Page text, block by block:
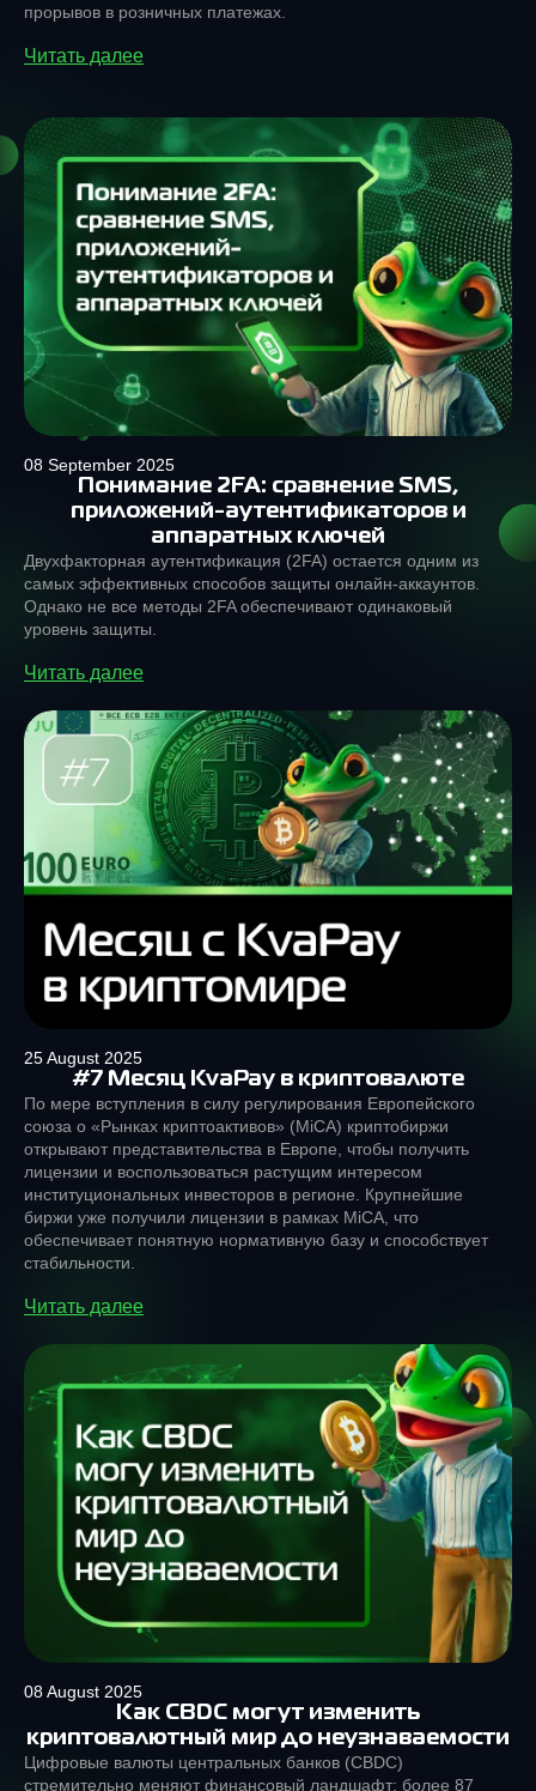
прорывов в розничных платежах.
Читать далее
08 September 2025
Понимание 2FA: сравнение SMS,
приложений-аутентификаторов и
аппаратных ключей
Двухфакторная аутентификация (2FA) остаeтся одним из
самых эффективных способов защиты онлайн-аккаунтов.
Однако не все методы 2FA обеспечивают одинаковый
уровень защиты.
Читать далее
25 August 2025
#7 Месяц KvaPay в криптовалюте
По мере вступления в силу регулирования Европейского
союза о «Рынках криптоактивов» (MiCA) криптобиржи
открывают представительства в Европе, чтобы получить
лицензии и воспользоваться растущим интересом
институциональных инвесторов в регионе. Крупнейшие
биржи уже получили лицензии в рамках MiCA, что
обеспечивает понятную нормативную базу и способствует
стабильности.
Читать далее
08 August 2025
Как CBDC могут изменить
криптовалютный мир до неузнаваемости
Цифровые валюты центральных банков (CBDC)
стремительно меняют финансовый ландшафт: более 87